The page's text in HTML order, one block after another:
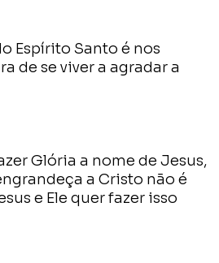
Espírito Santo é nos
de se viver a agradar a
Glória a nome de Jesus,
a Cristo não é
e Ele quer fazer isso